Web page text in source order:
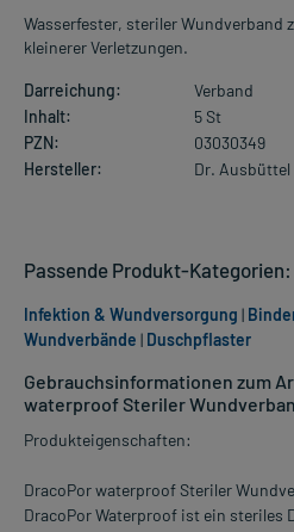
Wasserfester, steriler Wundverband
kleinerer Verletzungen.
Darreichung:
Verband
Inhalt:
5 St
PZN:
03030349
Hersteller:
Dr. Ausbüttel
Gebrauchsinformationen zum
waterproof Steriler
Produkteigenschaften:
DracoPor waterproof Steriler
DracoPor Waterproof ist ein steriles
Passende Produkt-Kategorien:
Infektion & Wundversorgung |
Wundverbände | Duschpflaster